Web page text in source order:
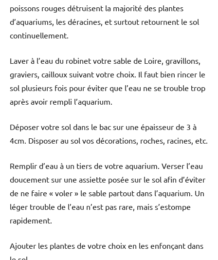
poissons rouges détruisent la majorité des plantes
d’aquariums, les déracines, et surtout retournent le sol
continuellement.
Laver à l’eau du robinet votre sable de Loire, gravillons,
graviers, cailloux suivant votre choix. Il faut bien rincer le
sol plusieurs fois pour éviter que l’eau ne se trouble trop
après avoir rempli l’aquarium.
Déposer votre sol dans le bac sur une épaisseur de 3 à
4cm. Disposer au sol vos décorations, roches, racines, etc.
Remplir d’eau à un tiers de votre aquarium. Verser l’eau
doucement sur une assiette posée sur le sol afin d’éviter
de ne faire « voler » le sable partout dans l’aquarium. Un
léger trouble de l’eau n’est pas rare, mais s’estompe
rapidement.
Ajouter les plantes de votre choix en les enfonçant dans